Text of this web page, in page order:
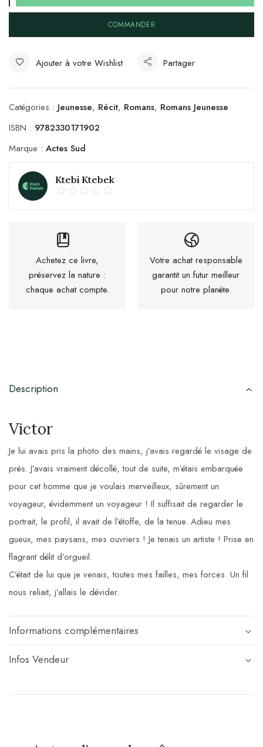
COMMANDER
Ajouter à votre Wishlist Partager
Catégories : Jeunesse, Récit, Romans, Romans Jeunesse
ISBN : 9782330171902
Marque : Actes Sud
Ktebi Ktebek
Achetez ce livre,
préservez la nature :
chaque achat compte.
Votre achat responsable
garantit un futur meilleur
pour notre planète.
Description
Victor
Je lui avais pris la photo des mains, j’avais regardé le visage de
près. J’avais vraiment décollé, tout de suite, m’étais embarquée
pour cet homme que je voulais merveilleux, sûrement un
voyageur, évidemment un voyageur ! Il suffisait de regarder le
portrait, le profil, il avait de l’étoffe, de la tenue. Adieu mes
gueux, mes paysans, mes ouvriers ! Je tenais un artiste ! Prise en
flagrant délit d’orgueil.
C’était de lui que je venais, toutes mes failles, mes forces. Un fil
nous reliait, j’allais le dévider.
Informations complémentaires
Infos Vendeur